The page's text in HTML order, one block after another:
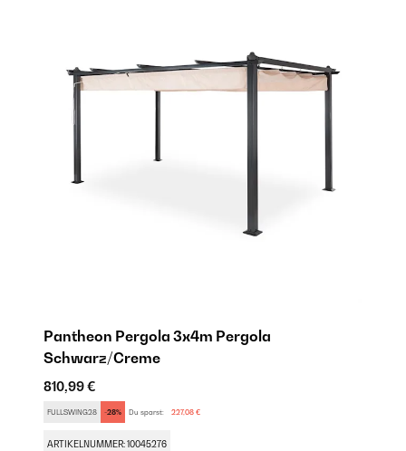
Pantheon Pergola 3x4m Pergola
Schwarz/Creme
810,99 €
FULLSWING28 -28% Du sparst: 227,08 €
ARTIKELNUMMER: 10045276